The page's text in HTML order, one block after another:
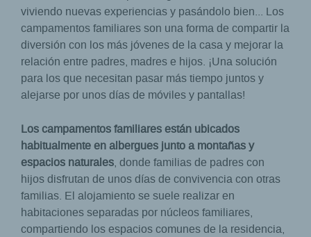
viviendo nuevas experiencias y pasándolo bien... Los
campamentos familiares son una forma de compartir la
diversión con los más jóvenes de la casa y mejorar la
relación entre padres, madres e hijos. ¡Una solución
para los que necesitan pasar más tiempo juntos y
alejarse por unos días de móviles y pantallas!
Los campamentos familiares están ubicados
habitualmente en albergues junto a montañas y
espacios naturales, donde familias de padres con
hijos disfrutan de unos días de convivencia con otras
familias. El alojamiento se suele realizar en
habitaciones separadas por núcleos familiares,
compartiendo los espacios comunes de la residencia,